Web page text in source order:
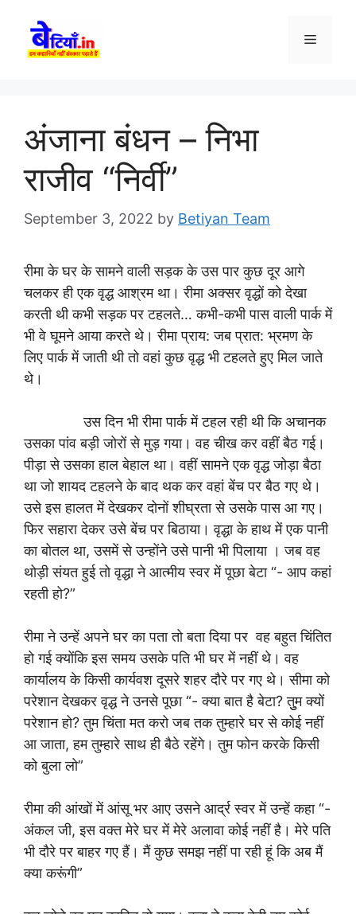
content
Menu
अंजाना बंधन – निभा
राजीव “निर्वी”
September 3, 2022 by Betiyan Team
रीमा के घर के सामने वाली सड़क के उस पार कुछ दूर आगे
चलकर ही एक वृद्ध आश्रम था। रीमा अक्सर वृद्धों को देखा
करती थी कभी सड़क पर टहलते… कभी-कभी पास वाली पार्क में
भी वे घूमने आया करते थे। रीमा प्राय: जब प्रात: भ्रमण के
लिए पार्क में जाती थी तो वहां कुछ वृद्ध भी टहलते हुए मिल जाते
थे।
उस दिन भी रीमा पार्क में टहल रही थी कि अचानक
उसका पांव बड़ी जोरों से मुड़ गया। वह चीख कर वहीं बैठ गई।
पीड़ा से उसका हाल बेहाल था। वहीं सामने एक वृद्ध जोड़ा बैठा
था जो शायद टहलने के बाद थक कर वहां बेंच पर बैठ गए थे।
उसे इस हालत में देखकर दोनों शीघ्रता से उसके पास आ गए।
फिर सहारा देकर उसे बेंच पर बिठाया। वृद्धा के हाथ में एक पानी
का बोतल था, उसमें से उन्होंने उसे पानी भी पिलाया । जब वह
थोड़ी संयत हुई तो वृद्धा ने आत्मीय स्वर में पूछा बेटा “- आप कहां
रहती हो?”
रीमा ने उन्हें अपने घर का पता तो बता दिया पर वह बहुत चिंतित
हो गई क्योंकि इस समय उसके पति भी घर में नहीं थे। वह
कार्यालय के किसी कार्यवश दूसरे शहर दौरे पर गए थे। सीमा को
परेशान देखकर वृद्ध ने उनसे पूछा “- क्या बात है बेटा? तुुम क्यों
परेशान हो? तुम चिंता मत करो जब तक तुम्हारे घर से कोई नहीं
आ जाता, हम तुम्हारे साथ ही बैठे रहेंगे। तुम फोन करके किसी
को बुला लो”
रीमा की आंखों में आंसू भर आए उसने आर्द्र स्वर में उन्हें कहा “-
अंकल जी, इस वक्त मेरे घर में मेरे अलावा कोई नहीं है। मेरे पति
भी दौरे पर बाहर गए हैं। मैं कुछ समझ नहीं पा रही हूं कि अब मैं
क्या करूंगी”